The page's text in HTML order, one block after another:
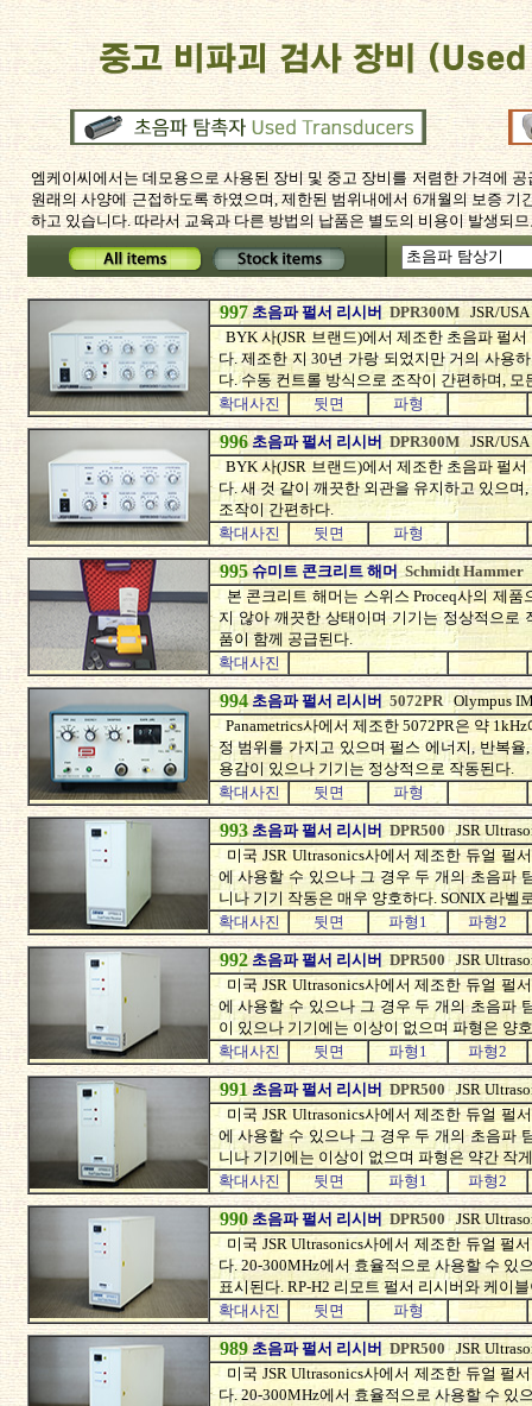
엠케이씨에서는 데모용으로 사용된 장비 및 중고 장비를 저렴한 가격에
원래의 사양에 근접하도록 하였으며, 제한된 범위내에서 6개월의 보증
하고 있습니다. 따라서 교육과 다른 방법의 납품은 별도의 비용이 발생되
997 초음파 펄서 리시버 DPR300M JSR/USA
BYK 사(JSR 브랜드)에서 제조한 초음파 펄
다. 제조한 지 30년 가랑 되었지만 거의 사용
다. 수동 컨트롤 방식으로 조작이 간편하며,
확대사진
뒷면 파형
996 초음파 펄서 리시버 DPR300M JSR/USA
BYK 사(JSR 브랜드)에서 제조한 초음파 펄
다. 새 것 같이 깨끗한 외관을 유지하고 있으
조작이 간편하다.
확대사진
뒷면 파형
995 슈미트 콘크리트 해머Schmidt Hammer
본 콘크리트 해머는 스위스 Proceq사의 제품
지 않아 깨끗한 상태이며 기기는 정상적으로
품이 함께 공급된다.
확대사진
994 초음파 펄서 리시버 5072PR Olympus
Panametrics사에서 제조한 5072PR은 약
정 범위를 가지고 있으며 펄스 에너지, 반복
용감이 있으나 기기는 정상적으로 작동된다.
확대사진
뒷면 파형
993 초음파 펄서 리시버 DPR500 JSR
미국 JSR Ultrasonics사에서 제조한 듀얼 펄
에 사용할 수 있으나 그 경우 두 개의 초음파
니나 기기 작동은 매우 양호하다. SONIX 라벨
확대사진
뒷면 파형1 파형2
992 초음파 펄서 리시버 DPR500 JSR
미국 JSR Ultrasonics사에서 제조한 듀얼 펄
에 사용할 수 있으나 그 경우 두 개의 초음파
이 있으나 기기에는 이상이 없으며 파형은 양
확대사진
뒷면 파형1 파형2
991 초음파 펄서 리시버 DPR500 JSR
미국 JSR Ultrasonics사에서 제조한 듀얼 펄
에 사용할 수 있으나 그 경우 두 개의 초음파
니나 기기에는 이상이 없으며 파형은 약간 작
확대사진
뒷면 파형1 파형2
990 초음파 펄서 리시버 DPR500 JSR
미국 JSR Ultrasonics사에서 제조한 듀얼 펄
다. 20-300MHz에서 효율적으로 사용할 수 있
표시된다. RP-H2 리모트 펄서 리시버와 케이
확대사진
뒷면 파형
989 초음파 펄서 리시버 DPR500 JSR
미국 JSR Ultrasonics사에서 제조한 듀얼 펄
다. 20-300MHz에서 효율적으로 사용할 수 있